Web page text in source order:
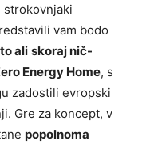
vam bodo
ali skoraj nič-
Energy Home, s
zadostili evropski
Gre za koncept, v
popolnoma